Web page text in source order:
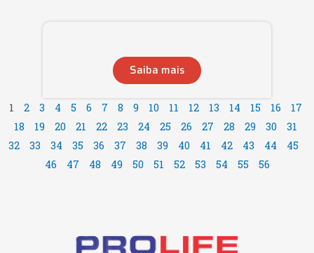
Saiba mais
1 2 3 4 5 6 7 8 9 10 11 12 13 14 15 16
17
18
19 20 21 22 23 24 25 26 27 28 29 30
31
32
33 34 35 36 37 38 39 40 41 42 43 44
45
46
47 48 49 50 51 52 53 54 55 56